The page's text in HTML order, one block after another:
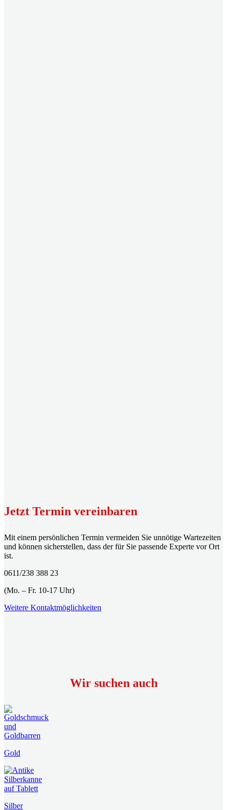
Jetzt Termin vereinbaren
Mit einem persönlichen Termin vermeiden Sie unnötige Wartezeiten
und können sicherstellen, dass der für Sie passende Experte vor Ort
ist.
0611/238 388 23
(Mo. – Fr. 10-17 Uhr)
Weitere Kontaktmöglichkeiten
Wir suchen auch
Gold
Silber